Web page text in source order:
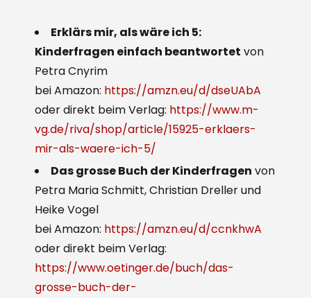
Erklärs mir, als wäre ich 5:
Kinderfragen einfach beantwortet von
Petra Cnyrim
bei Amazon: https://amzn.eu/d/dseUAbA
oder direkt beim Verlag: https://www.m-
vg.de/riva/shop/article/15925-erklaers-
mir-als-waere-ich-5/
Das grosse Buch der Kinderfragen von
Petra Maria Schmitt, Christian Dreller und
Heike Vogel
bei Amazon: https://amzn.eu/d/ccnkhwA
oder direkt beim Verlag:
https://www.oetinger.de/buch/das-
grosse-buch-der-